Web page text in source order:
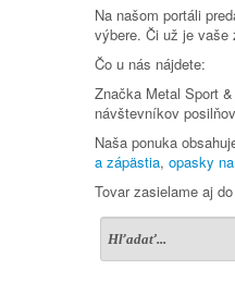
Na našom portáli
výbere. Či už je vaše
Čo u nás nájdete:
Značka Metal Sport
návštevníkov
Naša ponuka
a zápästia, opasky
Tovar zasielame aj